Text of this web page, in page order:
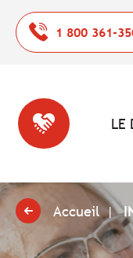
1 800 361-
LE
Accueil